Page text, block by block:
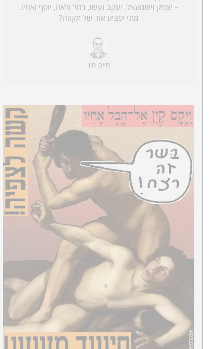
– יצחק וישמעאל, יעקב ועשו, רחל ולאה, יוסף ואחיו.
מתי יפציע אור של תקווה?
חיים חיון